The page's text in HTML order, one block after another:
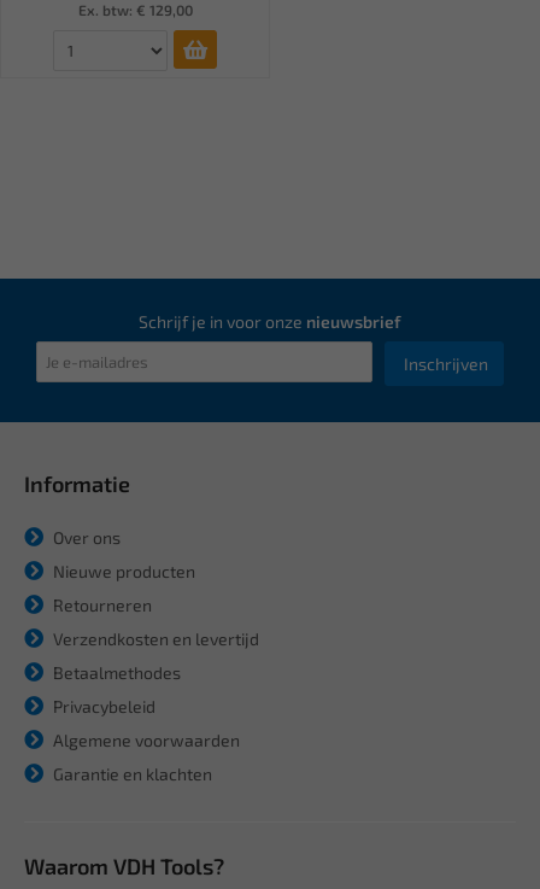
Ex. btw: € 129,00
Schrijf je in voor onze nieuwsbrief
Inschrijven
Informatie
Over ons
Nieuwe producten
Retourneren
Verzendkosten en levertijd
Betaalmethodes
Privacybeleid
Algemene voorwaarden
Garantie en klachten
Waarom VDH Tools?